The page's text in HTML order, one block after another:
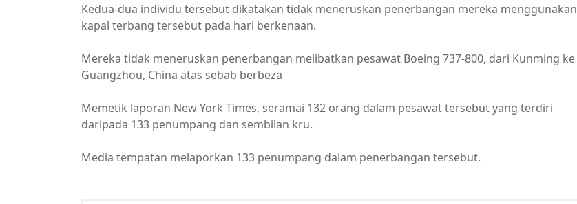
Kedua-dua individu tersebut dikatakan tidak meneruskan penerbangan mereka menggunakan
kapal terbang tersebut pada hari berkenaan.
Mereka tidak meneruskan penerbangan melibatkan pesawat Boeing 737-800, dari Kunming ke
Guangzhou, China atas sebab berbeza
Memetik laporan New York Times, seramai 132 orang dalam pesawat tersebut yang terdiri
daripada 133 penumpang dan sembilan kru.
Media tempatan melaporkan 133 penumpang dalam penerbangan tersebut.